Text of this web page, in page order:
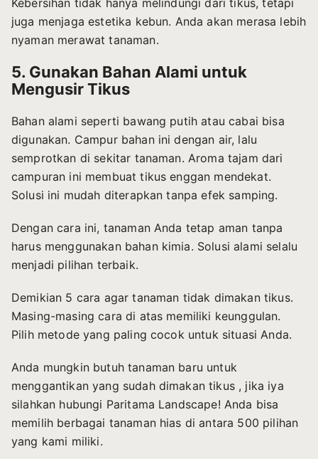
juga menjaga estetika kebun. Anda akan merasa lebih
nyaman merawat tanaman.
5. Gunakan Bahan Alami untuk
Mengusir Tikus
Bahan alami seperti bawang putih atau cabai bisa
digunakan. Campur bahan ini dengan air, lalu
semprotkan di sekitar tanaman. Aroma tajam dari
campuran ini membuat tikus enggan mendekat.
Solusi ini mudah diterapkan tanpa efek samping.
Dengan cara ini, tanaman Anda tetap aman tanpa
harus menggunakan bahan kimia. Solusi alami selalu
menjadi pilihan terbaik.
Demikian 5 cara agar tanaman tidak dimakan tikus.
Masing-masing cara di atas memiliki keunggulan.
Pilih metode yang paling cocok untuk situasi Anda.
Anda mungkin butuh tanaman baru untuk
menggantikan yang sudah dimakan tikus , jika iya
silahkan hubungi Paritama Landscape! Anda bisa
memilih berbagai tanaman hias di antara 500 pilihan
yang kami miliki.